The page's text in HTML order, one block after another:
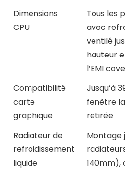
Dimensions
CPU
Tous les
avec
ventilé
hauteur
l’EMI
Compatibilité
carte
graphique
Jusqu’à
fenêtre
retirée
Radiateur de
refroidissement
liquide
Montage
140mm),